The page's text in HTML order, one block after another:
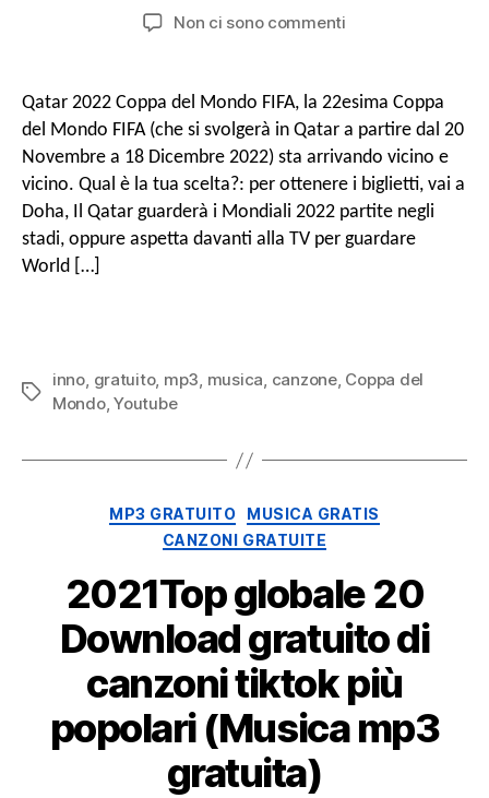
messaggio
Non ci sono commentiSU
Top
Canzoni
e
inni
della
Coppa
gratuita
Qatar 2022 Coppa del Mondo FIFA, la 22esima Coppa
del Mondo FIFA (che si svolgerà in Qatar a partire dal 20
Novembre a 18 Dicembre 2022) sta arrivando vicino e
vicino. Qual è la tua scelta?: per ottenere i biglietti, vai a
Doha, Il Qatar guarderà i Mondiali 2022 partite negli
stadi, oppure aspetta davanti alla TV per guardare
World […]
Tag
inno, gratuito, mp3, musica, canzone, Coppa del
Mondo,Youtube
Categorie
MP3 GRATUITO
MUSICA GRATIS
CANZONI GRATUITE
2021Top globale 20
Download gratuito di
canzoni tiktok più
popolari (Musica mp3
gratuita)